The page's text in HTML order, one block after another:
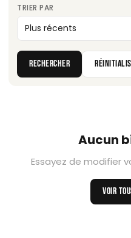
TRIER PAR
RECHERCHER
Aucun
Essayez de modifier
VOIR